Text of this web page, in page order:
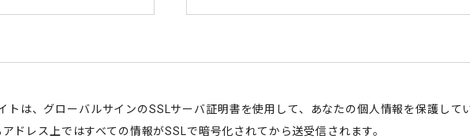
トは、グローバルサインのSSLサーバ証明書を使用して、あなたの個人情報を保護して
ドレス上ではすべての情報がSSLで暗号化されてから送受信されます。